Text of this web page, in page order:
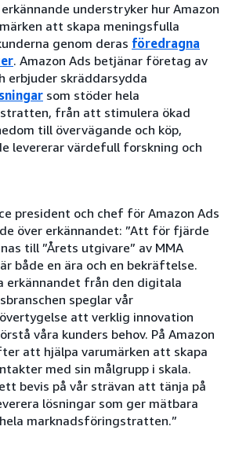
understryker hur Amazon
att skapa meningsfulla
genom deras föredragna
. Amazon Ads betjänar företag av
erbjuder skräddarsydda
som stöder hela
från att stimulera ökad
till övervägande och köp,
levererar värdefull forskning och
president och chef för Amazon Ads
över erkännandet: ”Att för fjärde
till ”Årets utgivare” av MMA
är både en ära och en bekräftelse.
erkännandet från den digitala
speglar vår
att verklig innovation
våra kunders behov. På Amazon
att hjälpa varumärken att skapa
med sin målgrupp i skala.
bevis på vår strävan att tänja på
lösningar som ger mätbara
marknadsföringstratten.”